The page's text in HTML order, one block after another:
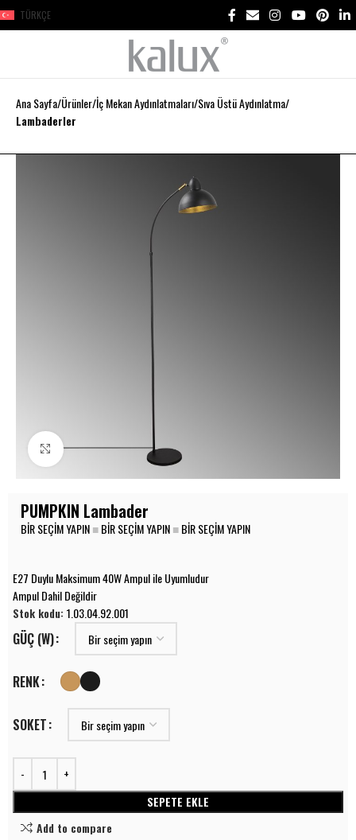
TÜRKÇE
Ana Sayfa Ürünler İç Mekan Aydınlatmaları Sıva Üstü Aydınlatma
Lambaderler
Büyüt
PUMPKIN Lambader
BIR SEÇIM YAPIN■BIR SEÇIM YAPIN■BIR SEÇIM YAPIN
E27 Duylu Maksimum 40W Ampul ile Uyumludur
Ampul Dahil Değildir
Stok kodu: 1.03.04.92.001
GÜÇ (W)
RENK
SOKET
SEPETE EKLE
Add to compare